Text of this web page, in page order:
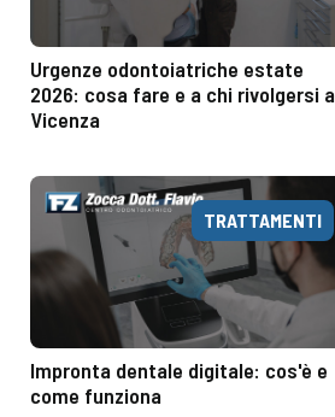
Urgenze odontoiatriche estate
2026: cosa fare e a chi rivolgersi a
Vicenza
TRATTAMENTI
Impronta dentale digitale: cos'è e
come funziona